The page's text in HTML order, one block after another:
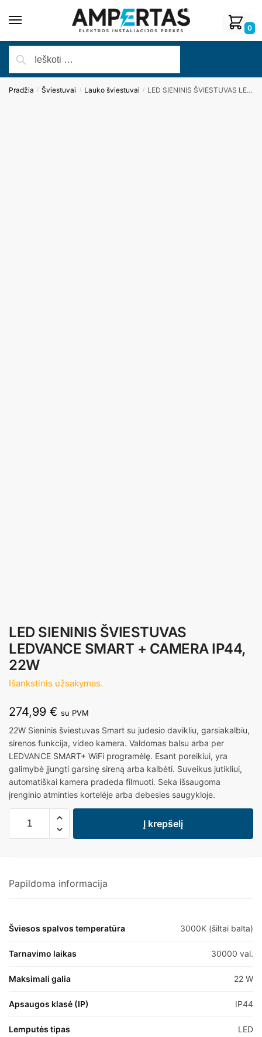
0
Pradžia / Šviestuvai / Lauko šviestuvai / LED SIENINIS ŠVIESTUVAS LEDVANCE SMART + CAMERA IP44, 22W
LED SIENINIS ŠVIESTUVAS
LEDVANCE SMART + CAMERA IP44,
22W
Išankstinis užsakymas.
274,99 € su PVM
22W Sieninis šviestuvas Smart su judesio davikliu, garsiakalbiu,
sirenos funkcija, video kamera. Valdomas balsu arba per
LEDVANCE SMART+ WiFi programėlę. Esant poreikiui, yra
galimybė įjungti garsinę sireną arba kalbėti. Suveikus jutikliui,
automatiškai kamera pradeda filmuoti. Seka išsaugoma
įrenginio atminties kortelėje arba debesies saugykloje.
Į krepšelį
Papildoma informacija
Šviesos spalvos temperatūra 3000K (šiltai balta)
Tarnavimo laikas 30000 val.
Maksimali galia 22 W
Apsaugos klasė (IP) IP44
Lemputės tipas LED